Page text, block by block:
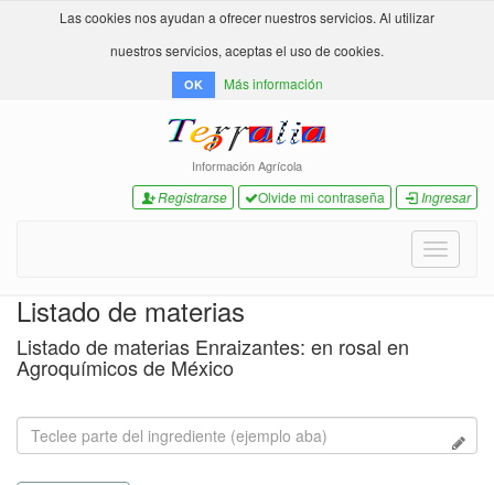
Las cookies nos ayudan a ofrecer nuestros servicios. Al utilizar
nuestros servicios, aceptas el uso de cookies.
OK Más información
Información Agrícola
Registrarse Olvide mi contraseña Ingresar
Toggle
Listado de materias
Listado de materias Enraizantes: en rosal en
Agroquímicos de México